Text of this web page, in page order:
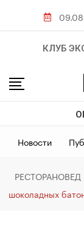
КЛУБ
Новости
РЕСТОРАНОВЕД
шоколадных